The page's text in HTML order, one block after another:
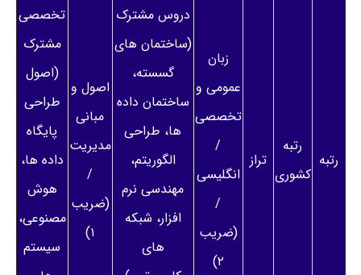
رتبه
رتبه
کشوری
تراز
زبان
عمومی و
تخصصی
/
انگلیسی
/
(ضریب
۲)
دروس مشترک
(ساختمان های
گسسته،
ساختمان داده
ها، طراحی
الگوریتم،
مهندسی نرم
افزار، شبکه
های
اصول و
مبانی
مدیریت
/
(ضریب
۱)
تخصصی
مشترک
(اصول
طراحی
پایگاه
داده ها،
هوش
مصنوعی،
سیستم